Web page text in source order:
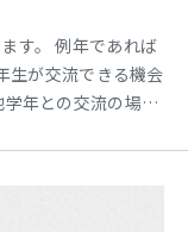
す。 例年であれば
生が交流できる機会
年との交流の場が